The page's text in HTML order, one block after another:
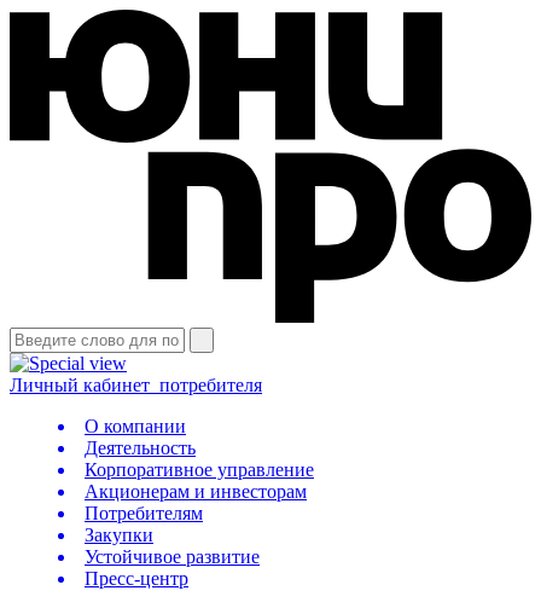
Личный кабинет потребителя
О компании
Деятельность
Корпоративное управление
Акционерам и инвесторам
Потребителям
Закупки
Устойчивое развитие
Пресс-центр